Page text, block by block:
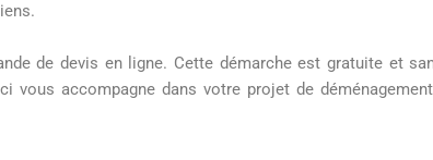
de devis en ligne. Cette démarche est gratuite et
vous accompagne dans votre projet de